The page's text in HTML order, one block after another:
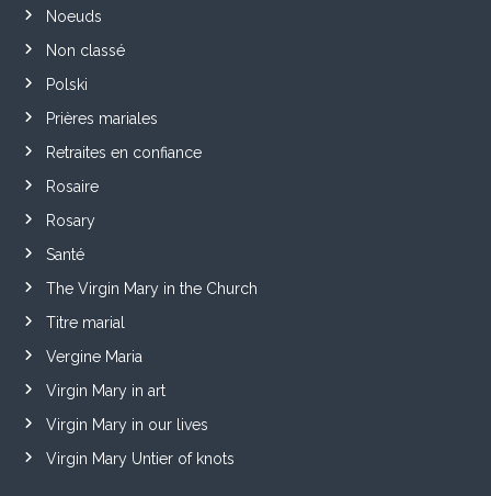
Noeuds
Non classé
Polski
Prières mariales
Retraites en confiance
Rosaire
Rosary
Santé
The Virgin Mary in the Church
Titre marial
Vergine Maria
Virgin Mary in art
Virgin Mary in our lives
Virgin Mary Untier of knots